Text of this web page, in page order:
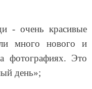
- очень красивые
много нового и
фотографиях. Это
день»;